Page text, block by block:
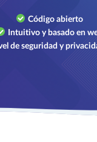
Código abierto
Intuitivo y basado en
de seguridad y